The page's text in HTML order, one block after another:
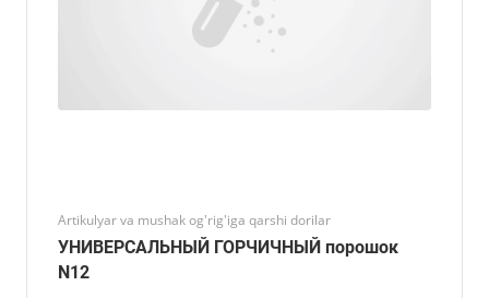
Artikulyar va mushak og'rig'iga qarshi dorilar
УНИВЕРСАЛЬНЫЙ ГОРЧИЧНЫЙ порошок
N12